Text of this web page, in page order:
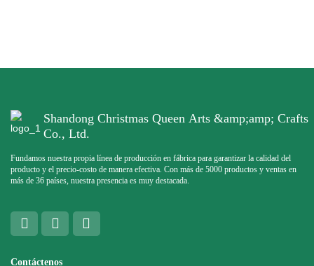
Shandong Christmas Queen Arts &amp;amp; Crafts
Co., Ltd.
Fundamos nuestra propia línea de producción en fábrica para garantizar la calidad del
producto y el precio-costo de manera efectiva. Con más de 5000 productos y ventas en
más de 36 países, nuestra presencia es muy destacada.
Contáctenos